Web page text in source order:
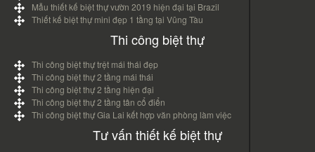
Mẫu thiết kế biệt thự vườn 2019 hiện đại tại Brazil
Thiết kế biệt thự mini đẹp 1 tầng tại Vũng Tàu
Thi công biệt thự
Thi công biệt thự trệt mái thái đẹp
Thi công biệt thự 2 tầng mái thái
Thi công biệt thự 2 tầng hiện đại
Thi công biệt thự 2 tầng tân cổ điển
Thi công biệt thự Gia Lai kết hợp văn phòng làm việc
Tư vấn thiết kế biệt thự